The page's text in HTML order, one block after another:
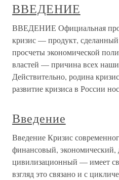
ВВЕДЕНИЕ
ВВЕДЕНИЕ Официальная
кризис — продукт,
просчеты экономической
властей — причина всех
Действительно, родина
развитие кризиса в России
Введение
Введение Кризис
финансовый, экономический,
цивилизационный — имеет
взгляд это связано и с